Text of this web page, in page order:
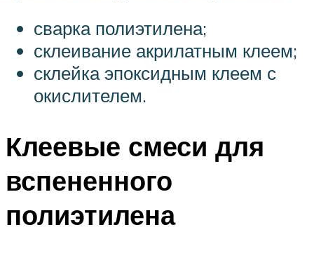
сварка полиэтилена;
склеивание акрилатным клеем;
склейка эпоксидным клеем с
окислителем.
Клеевые смеси для
вспененного
полиэтилена